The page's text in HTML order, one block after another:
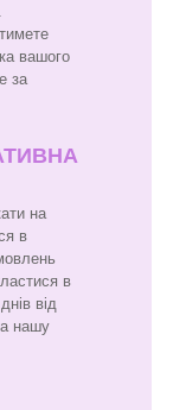
вашого
за
на
в
в
від
нашу